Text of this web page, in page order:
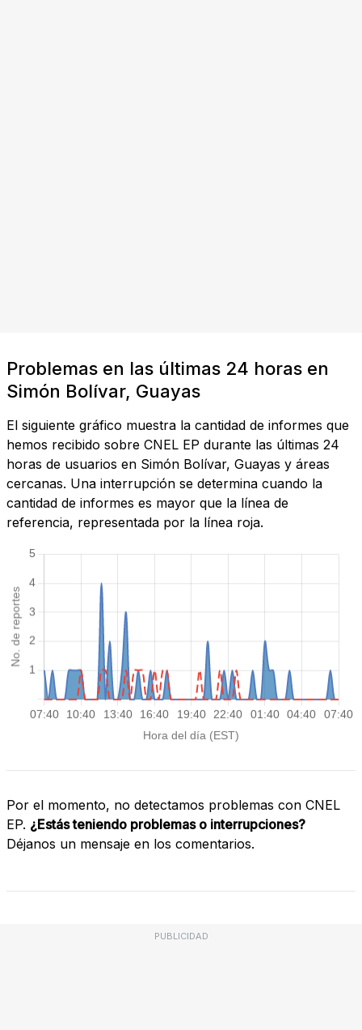
Problemas en las últimas 24 horas en
Simón Bolívar, Guayas
El siguiente gráfico muestra la cantidad de informes que
hemos recibido sobre CNEL EP durante las últimas 24
horas de usuarios en Simón Bolívar, Guayas y áreas
cercanas. Una interrupción se determina cuando la
cantidad de informes es mayor que la línea de
referencia, representada por la línea roja.
Por el momento, no detectamos problemas con CNEL
EP. ¿Estás teniendo problemas o interrupciones?
Déjanos un mensaje en los comentarios.
PUBLICIDAD